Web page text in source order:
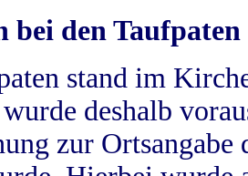
bei den Taufpaten
stand im
deshalb
zur